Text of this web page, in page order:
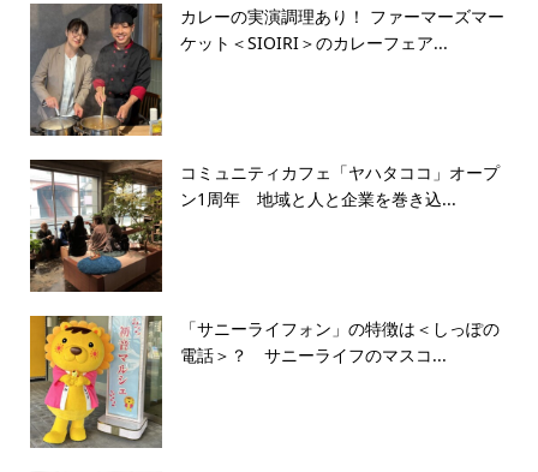
カレーの実演調理あり！ ファーマーズマー
ケット＜SIOIRI＞のカレーフェア...
コミュニティカフェ「ヤハタココ」オープ
ン1周年 地域と人と企業を巻き込...
「サニーライフォン」の特徴は＜しっぽの
電話＞？ サニーライフのマスコ...